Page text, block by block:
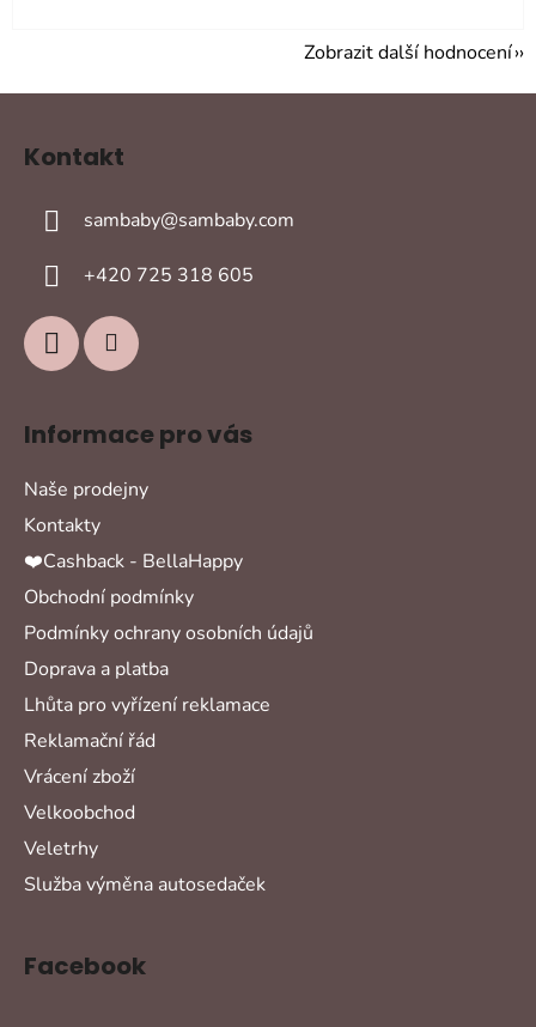
Zobrazit další hodnocení
Kontakt
sambaby@sambaby.com
+420 725 318 605
Informace pro vás
Naše prodejny
Kontakty
❤️Cashback - BellaHappy
Obchodní podmínky
Podmínky ochrany osobních údajů
Doprava a platba
Lhůta pro vyřízení reklamace
Reklamační řád
Vrácení zboží
Velkoobchod
Veletrhy
Služba výměna autosedaček
Facebook